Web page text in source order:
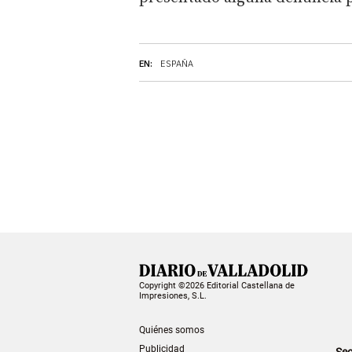
EN: ESPAÑA
Copyright ©2026 Editorial Castellana de
Impresiones, S.L.
Quiénes somos
Publicidad